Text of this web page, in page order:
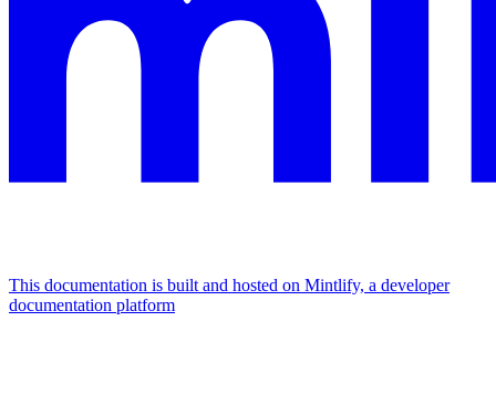
This documentation is built and hosted on Mintlify, a developer
documentation platform